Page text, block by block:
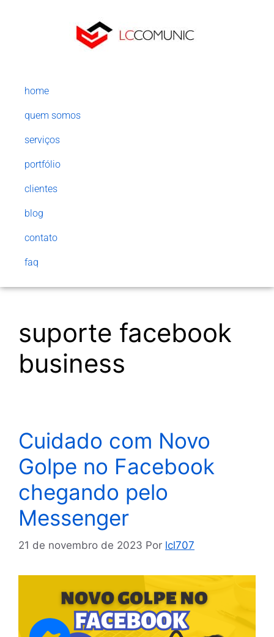
home
quem somos
serviços
portfólio
clientes
blog
contato
faq
suporte facebook
business
Cuidado com Novo
Golpe no Facebook
chegando pelo
Messenger
21 de novembro de 2023 Por lcl707